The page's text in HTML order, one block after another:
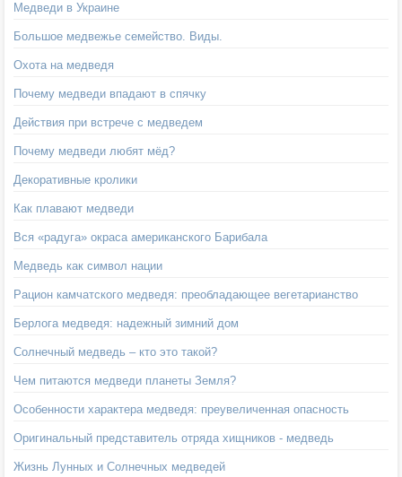
Медведи в Украине
Большое медвежье семейство. Виды.
Охота на медведя
Почему медведи впадают в спячку
Действия при встрече с медведем
Почему медведи любят мёд?
Декоративные кролики
Как плавают медведи
Вся «радуга» окраса американского Барибала
Медведь как символ нации
Рацион камчатского медведя: преобладающее вегетарианство
Берлога медведя: надежный зимний дом
Солнечный медведь – кто это такой?
Чем питаются медведи планеты Земля?
Особенности характера медведя: преувеличенная опасность
Оригинальный представитель отряда хищников - медведь
Жизнь Лунных и Солнечных медведей